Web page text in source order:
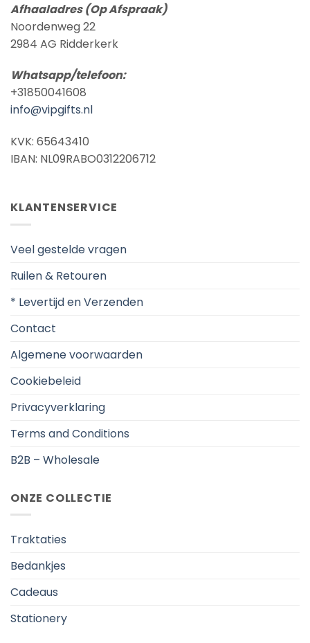
Afhaaladres (Op Afspraak)
Noordenweg 22
2984 AG Ridderkerk
Whatsapp/telefoon:
+31850041608
info@vipgifts.nl
KVK: 65643410
IBAN: NL09RABO0312206712
KLANTENSERVICE
Veel gestelde vragen
Ruilen & Retouren
* Levertijd en Verzenden
Contact
Algemene voorwaarden
Cookiebeleid
Privacyverklaring
Terms and Conditions
B2B – Wholesale
ONZE COLLECTIE
Traktaties
Bedankjes
Cadeaus
Stationery